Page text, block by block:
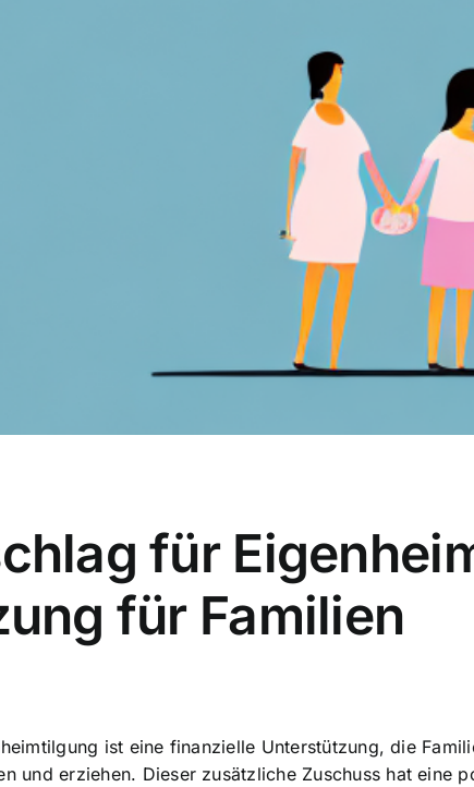
für
für Familien
ist eine finanzielle Unterstützung, die
und erziehen. Dieser zusätzliche Zuschuss hat eine